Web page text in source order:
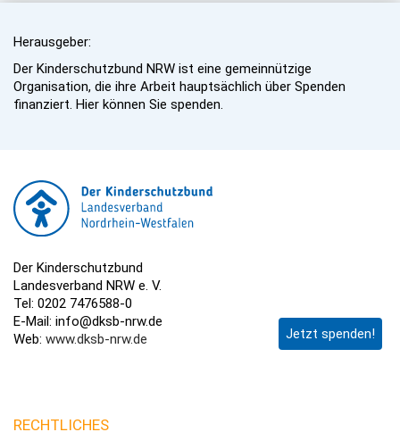
Herausgeber:
Der Kinderschutzbund NRW ist eine gemeinnützige
Organisation, die ihre Arbeit hauptsächlich über Spenden
finanziert. Hier können Sie spenden.
Jetzt spenden!
Der Kinderschutzbund
Landesverband NRW e. V.
Tel: 0202 7476588-0
E-Mail: info@dksb-nrw.de
Web: www.dksb-nrw.de
RECHTLICHES